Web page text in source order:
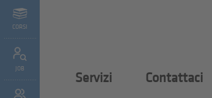
CORSI
JOB
Servizi Contattaci